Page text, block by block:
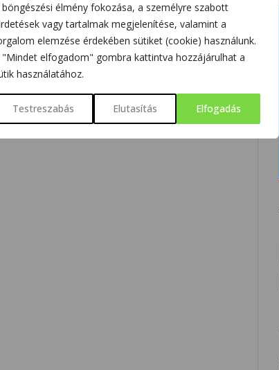
böngészési élmény fokozása, a személyre szabott
vagy tartalmak megjelenítése, valamint a
elemzése érdekében sütiket (cookie) használunk.
"Mindet elfogadom" gombra kattintva hozzájárulhat a
használatához.
Testreszabás Elutasítás Elfogadás